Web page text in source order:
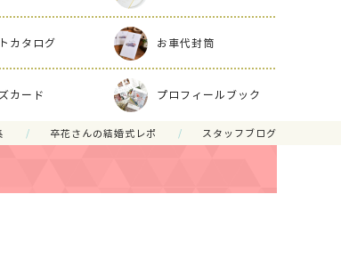
カタログ お車代封筒
カード プロフィールブック
卒花さんの結婚式レポ スタッフブログ